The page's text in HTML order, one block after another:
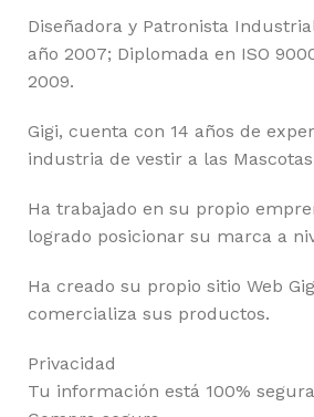
Diseñadora y Patronista
año 2007; Diplomada en ISO
2009.
Gigi, cuenta con 14 años de
industria de vestir a las
Ha trabajado en su propio
logrado posicionar su marca a
Ha creado su propio sitio Web
comercializa sus productos.
Privacidad
Tu información está 100% segura